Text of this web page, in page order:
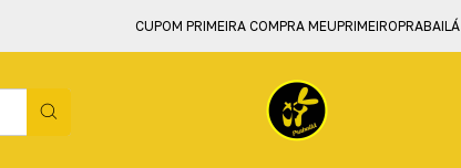
CUPOM PRIMEIRA COMPRA MEUPRIMEIROPRABAILÁ